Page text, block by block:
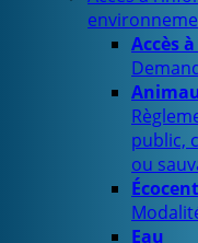
Accès
public,
ou
Eau